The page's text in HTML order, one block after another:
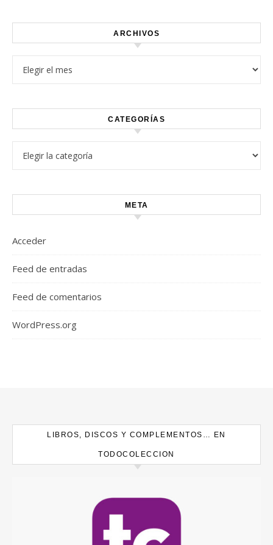
ARCHIVOS
CATEGORÍAS
META
Acceder
Feed de entradas
Feed de comentarios
WordPress.org
LIBROS, DISCOS Y COMPLEMENTOS… EN
TODOCOLECCION